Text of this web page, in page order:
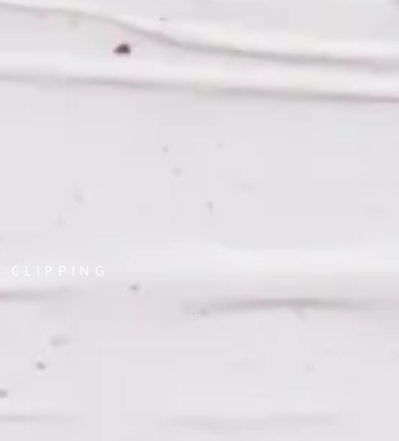
CLIPPING